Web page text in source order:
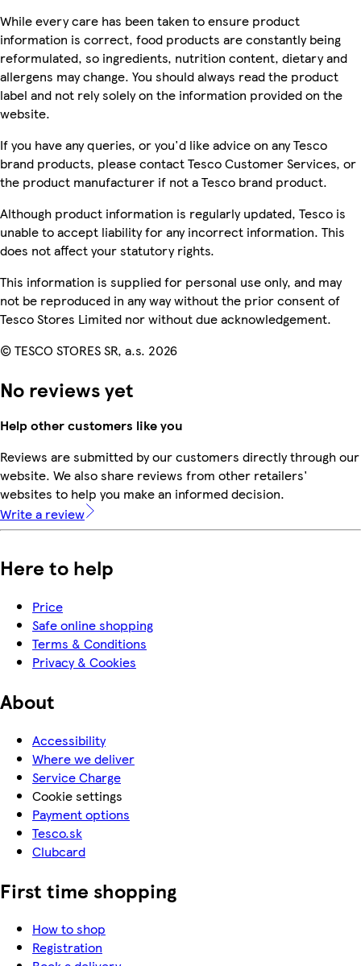
While every care has been taken to ensure product
information is correct, food products are constantly being
reformulated, so ingredients, nutrition content, dietary and
allergens may change. You should always read the product
label and not rely solely on the information provided on the
website.
If you have any queries, or you'd like advice on any Tesco
brand products, please contact Tesco Customer Services, or
the product manufacturer if not a Tesco brand product.
Although product information is regularly updated, Tesco is
unable to accept liability for any incorrect information. This
does not affect your statutory rights.
This information is supplied for personal use only, and may
not be reproduced in any way without the prior consent of
Tesco Stores Limited nor without due acknowledgement.
© TESCO STORES SR, a.s. 2026
No reviews yet
Help other customers like you
Reviews are submitted by our customers directly through our
website. We also share reviews from other retailers'
websites to help you make an informed decision.
Write a review
Here to help
Price
Safe online shopping
Terms & Conditions
Privacy & Cookies
About
Accessibility
Where we deliver
Service Charge
Cookie settings
Payment options
Tesco.sk
Clubcard
First time shopping
How to shop
Registration